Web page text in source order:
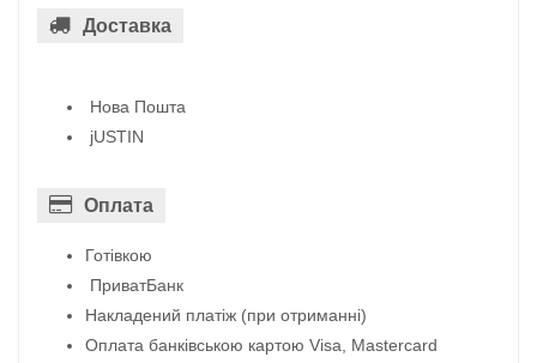
Доставка
Нова Пошта
jUSTIN
Оплата
Готівкою
ПриватБанк
Накладений платіж (при отриманні)
Оплата банківською картою Visa, Mastercard